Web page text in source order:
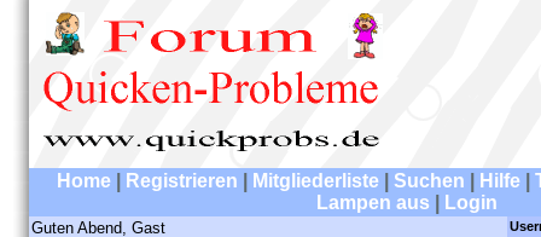
Home Registrieren Mitgliederliste Suchen Hilfe
Lampen aus
Login
Guten Abend, Gast